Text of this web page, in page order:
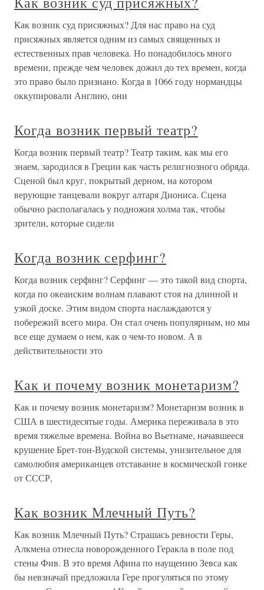
Как возник суд присяжных? Для нас право на суд
присяжных является одним из самых священных и
естественных прав человека. Но понадобилось много
времени, прежде чем человек дожил до тех времен, когда
это право было признано. Когда в 1066 году нормандцы
оккупировали Англию, они
Когда возник первый театр?
Когда возник первый театр? Театр таким, как мы его
знаем, зародился в Греции как часть религиозного обряда.
Сценой был круг, покрытый дерном, на котором
верующие танцевали вокруг алтаря Диониса. Сцена
обычно располагалась у подножия холма так, чтобы
зрители, которые сидели
Когда возник серфинг?
Когда возник серфинг? Серфинг — это такой вид спорта,
когда по океанским волнам плавают стоя на длинной и
узкой доске. Этим видом спорта наслаждаются у
побережий всего мира. Он стал очень популярным, но мы
все еще думаем о нем, как о чем-то новом. А в
действительности это
Как и почему возник монетаризм?
Как и почему возник монетаризм? Монетаризм возник в
США в шестидесятые годы. Америка переживала в это
время тяжелые времена. Война во Вьетнаме, начавшееся
крушение Брет-тон-Вудской системы, унизительное для
самолюбия американцев отставание в космической гонке
от СССР,
Как возник Млечный Путь?
Как возник Млечный Путь? Страшась ревности Геры,
Алкмена отнесла новорожденного Геракла в поле под
стены Фив. В это время Афина по наущению Зевса как
бы невзначай предложила Гере прогуляться по этому